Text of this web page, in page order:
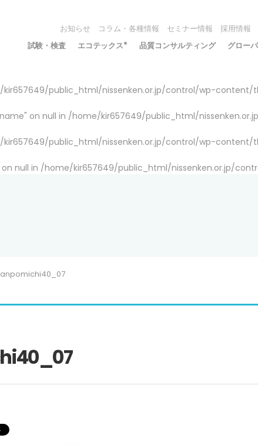
お知らせ コラム・各種情報 セミナー情報 採用情報
試験・検査 エコテックス® 品質コンサルティング グロー
public_html/nissenken.or.jp/control/wp-
on null in /home/kir657649/public_html/
public_html/nissenken.or.jp/control/wp-
null in /home/kir657649/public_html/nissenken.or.jp/